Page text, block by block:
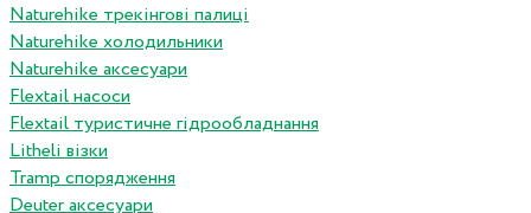
Naturehike трекінгові палиці
Naturehike холодильники
Naturehike аксесуари
Flextail насоси
Flextail туристичне гідрообладнання
Litheli візки
Tramp спорядження
Deuter аксесуари